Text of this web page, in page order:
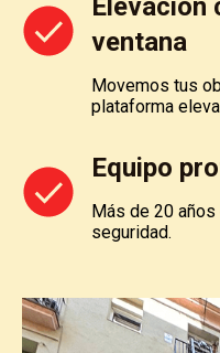
Elevación
ventana
Movemos tus
plataforma
Equipo
Más de 20
seguridad.